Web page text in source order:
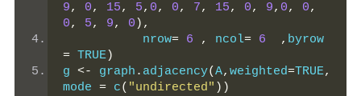
9, 0, 15, 5, 0, 0, 7, 15, 0, 9, 0, 0,
0, 5, 9, 0 ),
           nrow
= 6 , ncol= 6 ,
= TRUE)
g <- graph . adjacency(A, weighted=TRUE,
mode = c( "undirected" ))